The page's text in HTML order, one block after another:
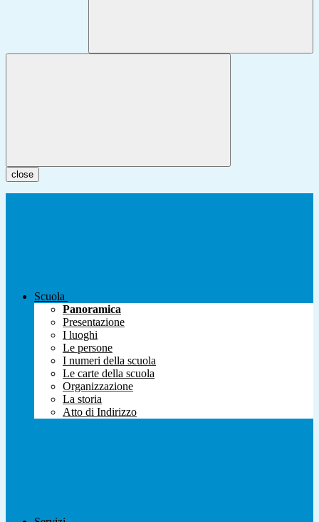
close
Scuola
Panoramica
Presentazione
I luoghi
Le persone
I numeri della scuola
Le carte della scuola
Organizzazione
La storia
Atto di Indirizzo